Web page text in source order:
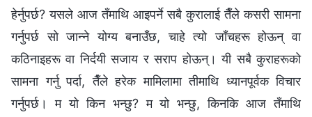
हेर्नुपर्छ? यसले आज तँमाथि आइपर्ने सबै कुरालाई तैँले कसरी सामना
गर्नुपर्छ सो जान्ने योग्य बनाउँछ, चाहे त्यो जाँचहरू होऊन् वा
कठिनाइहरू वा निर्दयी सजाय र सराप होऊन्। यी सबै कुराहरूको
सामना गर्नु पर्दा, तैँले हरेक मामिलामा तीमाथि ध्यानपूर्वक विचार
गर्नुपर्छ। म यो किन भन्छु? म यो भन्छु, किनकि आज तँमाथि